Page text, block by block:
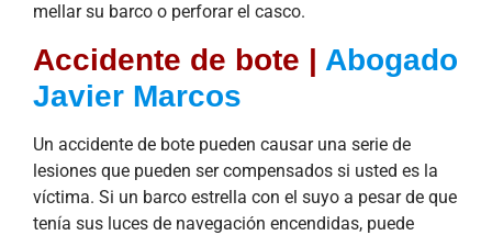
mellar su barco o perforar el casco.
Accidente de bote | Abogado
Javier Marcos
Un accidente de bote pueden causar una serie de
lesiones que pueden ser compensados ​​si usted es la
víctima. Si un barco estrella con el suyo a pesar de que
tenía sus luces de navegación encendidas, puede